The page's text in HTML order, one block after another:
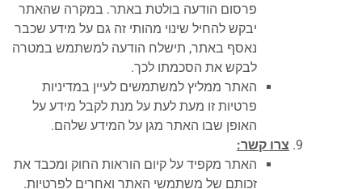
פרסום הודעה בולטת באתר. במקרה שהאתר
יבקש להחיל שינוי מהותי זה גם על מידע שכבר
נאסף באתר, תישלח הודעה למשתמש במטרה
לבקש את הסכמתו לכך.
האתר ממליץ למשתמשים לעיין במדיניות
פרטיות זו מעת לעת על מנת לקבל מידע על
האופן שבו האתר מגן על המידע שלהם.
צרו קשר:
האתר מקפיד על קיום הוראות החוק ומכבד את
זכותם של משתמשי האתר ואחרים לפרטיות.